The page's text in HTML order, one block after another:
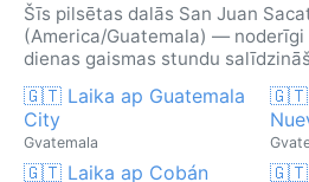
Šīs pilsētas dalās San Juan
(America/Guatemala) — noderīgi
dienas gaismas stundu
🇬🇹 Laika ap Guatemala
City
Gvatemala
🇬🇹
🇬🇹 Laika ap Cobán 🇬🇹